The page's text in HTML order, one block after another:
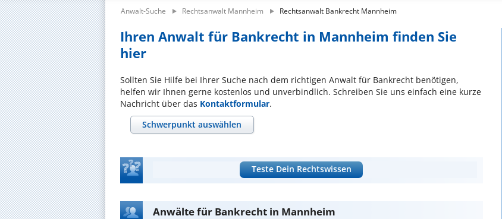
Anwalt-Suche Rechtsanwalt Mannheim Rechtsanwalt Bankrecht Mannheim
Ihren Anwalt für Bankrecht in Mannheim finden Sie
hier
Sollten Sie Hilfe bei Ihrer Suche nach dem richtigen Anwalt für Bankrecht benötigen,
helfen wir Ihnen gerne kostenlos und unverbindlich. Schreiben Sie uns einfach eine kurze
Nachricht über das Kontaktformular.
Schwerpunkt auswählen
Teste Dein Rechtswissen
Anwälte für Bankrecht in Mannheim